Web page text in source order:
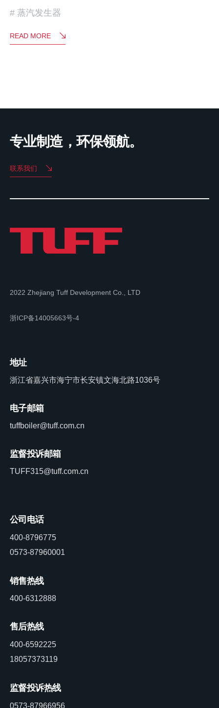
蒸汽发生器
READ MORE
专业制造，环保领航。
联系我们
2022 Zhejiang Tuff Development Co., LTD
浙ICP备14005663号-4
地址
浙江省嘉兴市海宁市长安镇文海北路1036号
电子邮箱
tuffboiler@tuff.com.cn
监督投诉邮箱
TUFF315@tuff.com.cn
公司电话
400-8796775
0573-87960001
销售热线
400-6312888
售后热线
400-6592225
18057373119
监督投诉热线
0573-87966956